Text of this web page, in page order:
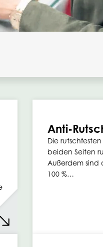
Anti-
Die
beiden Seiten
Außerdem sind
100 %…